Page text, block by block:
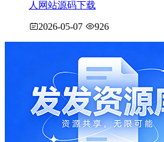
人网站源码下载
2026-05-07 926